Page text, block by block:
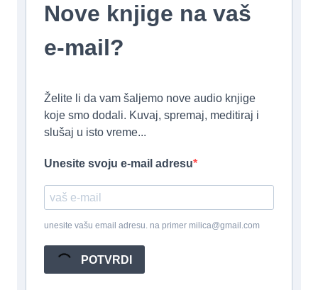
Nove knjige na vaš
e-mail?
Želite li da vam šaljemo nove audio knjige
koje smo dodali. Kuvaj, spremaj, meditiraj i
slušaj u isto vreme...
Unesite svoju e-mail adresu
unesite vašu email adresu. na primer milica@gmail.com
POTVRDI